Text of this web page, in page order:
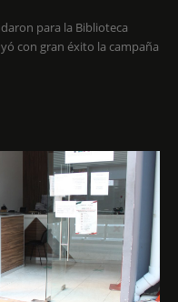
para la Biblioteca